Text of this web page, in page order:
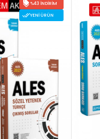
%43 İNDIRIM
YENI ÜRÜN